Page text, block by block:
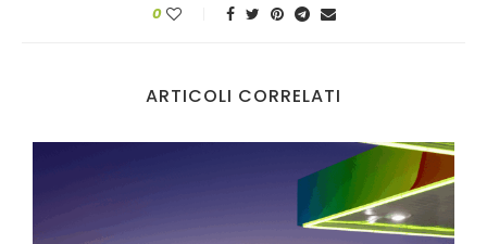
0
ARTICOLI CORRELATI